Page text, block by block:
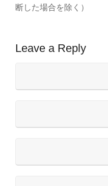
断した場合を除く）
Leave a Reply